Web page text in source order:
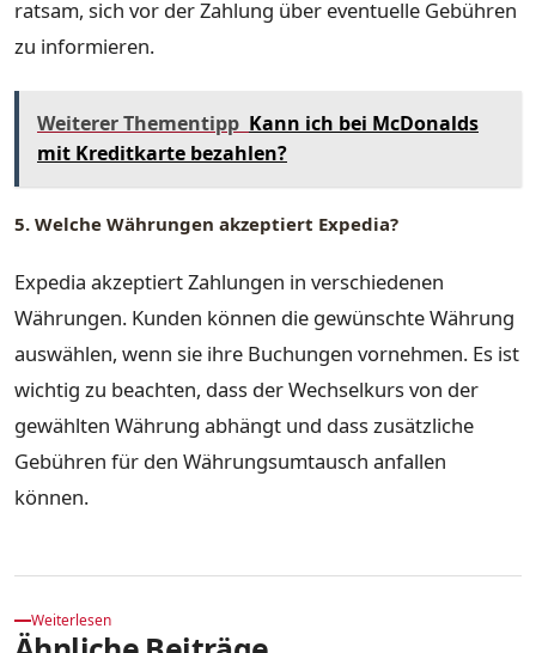
ratsam, sich vor der Zahlung über eventuelle Gebühren
zu informieren.
Weiterer Thementipp Kann ich bei McDonalds
mit Kreditkarte bezahlen?
5. Welche Währungen akzeptiert Expedia?
Expedia akzeptiert Zahlungen in verschiedenen
Währungen. Kunden können die gewünschte Währung
auswählen, wenn sie ihre Buchungen vornehmen. Es ist
wichtig zu beachten, dass der Wechselkurs von der
gewählten Währung abhängt und dass zusätzliche
Gebühren für den Währungsumtausch anfallen
können.
Weiterlesen